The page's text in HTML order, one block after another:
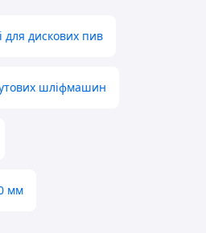
дискових пив
шліфмашин
мм